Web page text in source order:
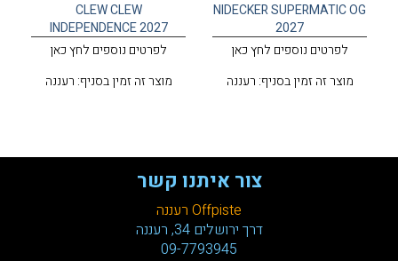
NIDECKER SUPERMATIC OG
2027
לפרטים נוספים לחץ כאן
מוצר זה זמין בסניף: רעננה
CLEW CLEW
INDEPENDENCE 2027
לפרטים נוספים לחץ כאן
מוצר זה זמין בסניף: רעננה
צור איתנו קשר
Offpiste רעננה
דרך ירושלים 34, רעננה
09-7793945